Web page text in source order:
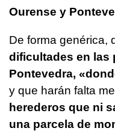
Ourense y
De forma genérica,
dificultades en las
Pontevedra,
y que harán falta
herederos que ni
una parcela de